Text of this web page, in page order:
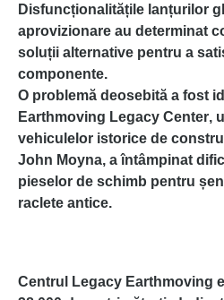
Disfuncționalitățile lanțurilor
aprovizionare au determinat
soluții alternative pentru a
componente.
O problemă deosebită a fost
Earthmoving Legacy Center,
vehiculelor istorice de
John Moyna, a întâmpinat
pieselor de schimb pentru
raclete antice.
Centrul Legacy Earthmoving